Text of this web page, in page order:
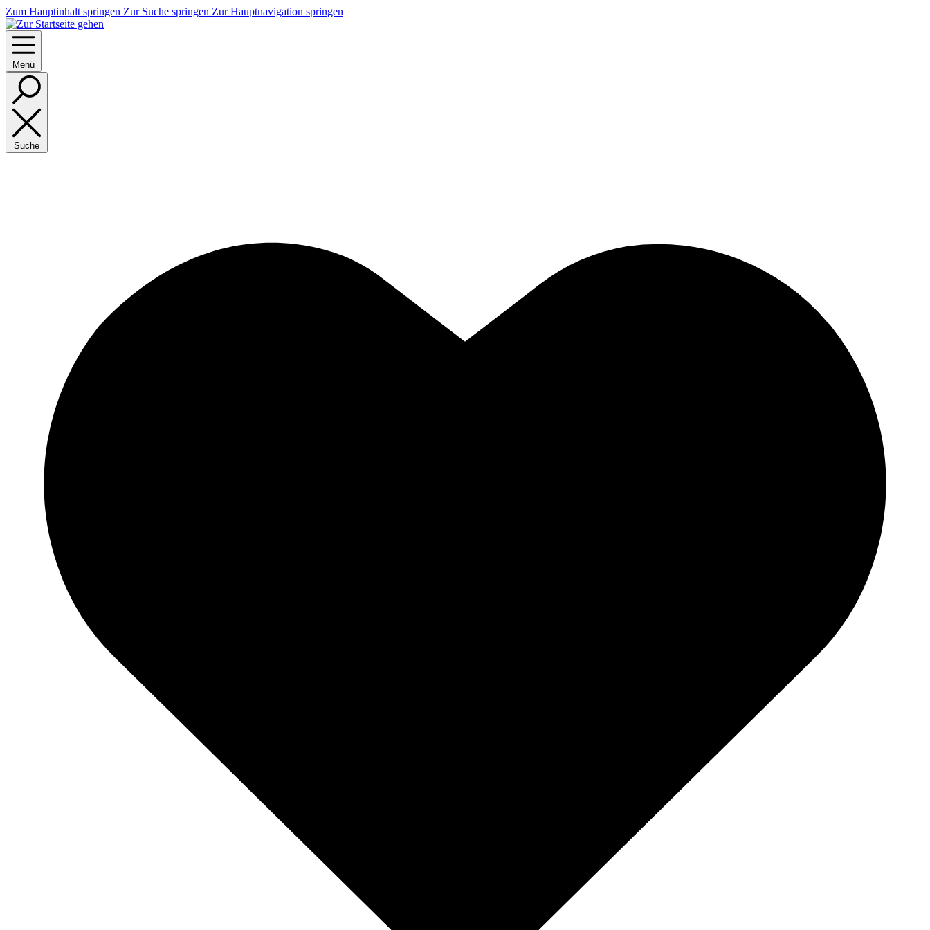
Zum Hauptinhalt springen Zur Suche springen Zur Hauptnavigation springen
Menü
Suche